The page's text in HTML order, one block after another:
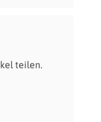
teilen.